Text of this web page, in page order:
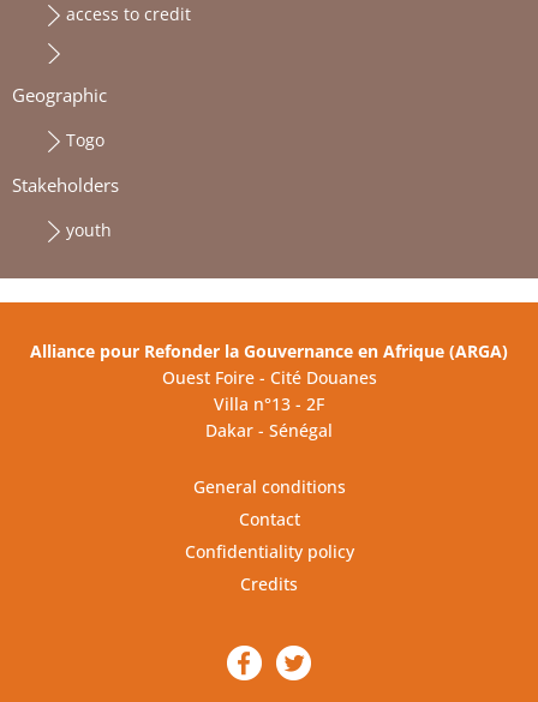
access to credit
Geographic
Togo
Stakeholders
youth
Alliance pour Refonder la Gouvernance en Afrique (ARGA)
Ouest Foire - Cité Douanes
Villa n°13 - 2F
Dakar - Sénégal
General conditions
Contact
Confidentiality policy
Credits